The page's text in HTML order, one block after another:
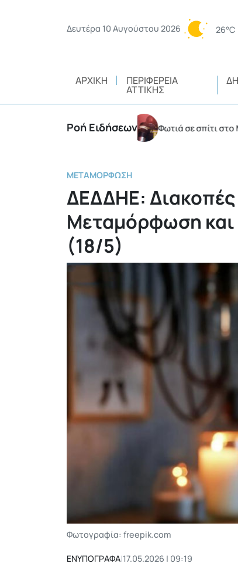
Δευτέρα 10 Αυγούστου 2026 26°C
ΑΡΧΙΚΉ ΠΕΡΙΦΈΡΕΙΑ
ΑΤΤΙΚΉΣ
Ροή Ειδήσεων
να τη σβήσουν • Φωτιά σε σπίτι στο
ΜΕΤΑΜΌΡΦΩΣΗ
ΔΕΔΔΗΕ:
Μεταμόρφωση και
(18/5)
Φωτογραφία: freepik.com
ΕΝΥΠΟΓΡΑΦΑ|17.05.2026 | 09:19